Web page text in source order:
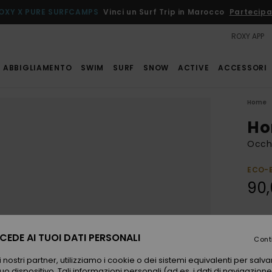
X PURE SURFCAMPS Vinci un Surf Trip in Marocco
ROXY APP
ABBIGLIAMENTO SWIM SURF SNOW ACTIVE ACCESSORI
Home
ECO-
AI TUOI DATI PERSONALI
partner, utilizziamo i cookie o dei sistemi equivalenti per